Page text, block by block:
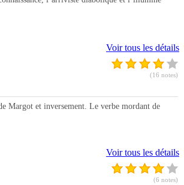
Voir tous les détails
(16 notes)
Margot et inversement. Le verbe mordant de
Voir tous les détails
(6 notes)